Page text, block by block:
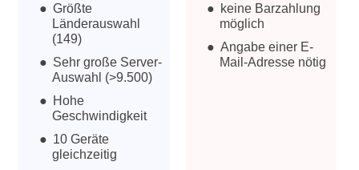
Größte
Länderauswahl
(149)
Sehr große Server-
Auswahl (>9.500)
Hohe
Geschwindigkeit
10 Geräte
gleichzeitig
keine Barzahlung
möglich
Angabe einer E-
Mail-Adresse nötig